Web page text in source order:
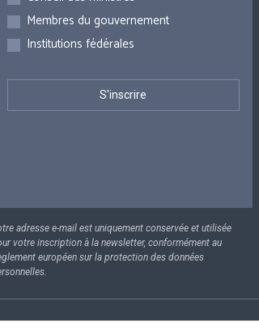
Membres du gouvernement
Institutions fédérales
adresse e-mail est uniquement conservée et utilisée
votre inscription à la newsletter, conformément au
européen sur la protection des données